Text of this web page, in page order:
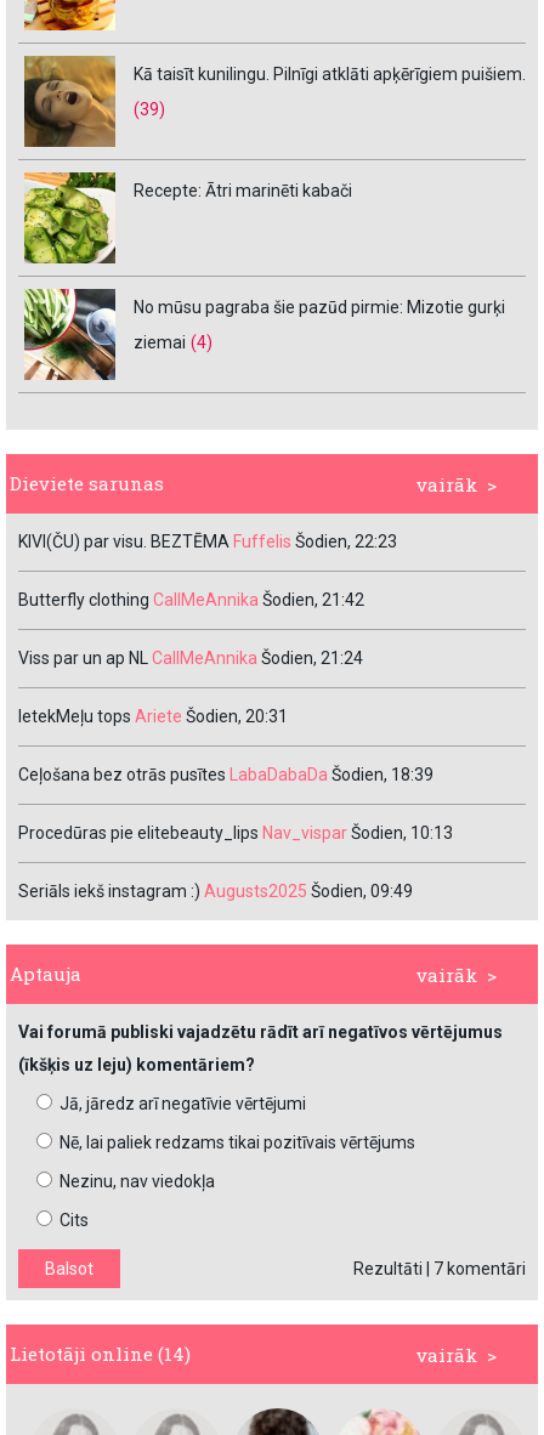
Kā taisīt kunilingu. Pilnīgi atklāti apķērīgiem puišiem.
(39)
Recepte: Ātri marinēti kabači
No mūsu pagraba šie pazūd pirmie: Mizotie gurķi
ziemai (4)
vairāk >
Dieviete sarunas
KIVI(ČU) par visu. BEZTĒMA Fuffelis Šodien, 22:23
Butterfly clothing CallMeAnnika Šodien, 21:42
Viss par un ap NLCallMeAnnika Šodien, 21:24
IetekMeļu tops Ariete Šodien, 20:31
Ceļošana bez otrās pusītes LabaDabaDa Šodien, 18:39
Procedūras pie elitebeauty_lips Nav_visparŠodien, 10:13
Seriāls iekš instagram :) Augusts2025 Šodien, 09:49
vairāk >
Aptauja
Vai forumā publiski vajadzētu rādīt arī negatīvos vērtējumus
(īkšķis uz leju) komentāriem?
Jā, jāredz arī negatīvie vērtējumi
Nē, lai paliek redzams tikai pozitīvais vērtējums
Nezinu, nav viedokļa
Cits
Rezultāti 7 komentāri
vairāk >
Lietotāji online (14)